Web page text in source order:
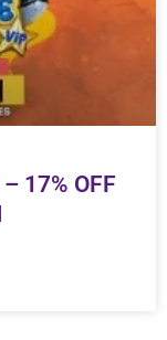
17% OFF